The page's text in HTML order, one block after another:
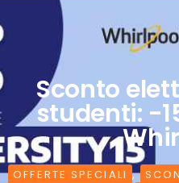
Sconto
studenti: -
OFFERTE SPECIALI ,